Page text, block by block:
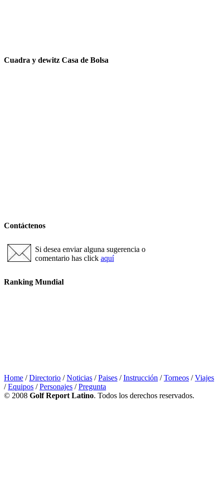
Cuadra y dewitz Casa de Bolsa
Contáctenos
Si desea enviar alguna sugerencia o
comentario has click aquí
Ranking Mundial
Home /Directorio /Noticias /Paises /Instrucción /Torneos /Viajes
/Equipos /Personajes /Pregunta
© 2008 Golf Report Latino. Todos los derechos reservados.